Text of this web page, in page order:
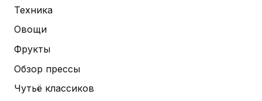
Техника
Овощи
Фрукты
Обзор прессы
Чутьё классиков